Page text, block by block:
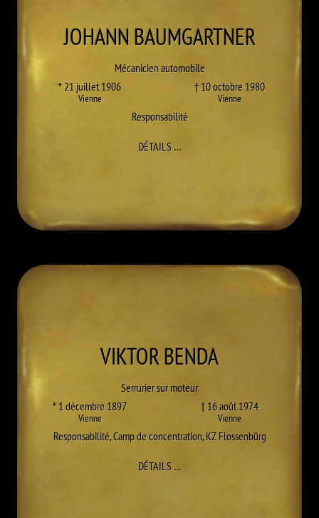
JOHANNBAUMGARTNER
Mécanicien automobile
* 21 juillet 1906
Vienne
† 10 octobre 1980
Vienne
Responsabilité
DÉTAILS…À JOHANN BAUMGARTNER
VIKTORBENDA
Serrurier sur moteur
* 1 décembre 1897
Vienne
† 16 août 1974
Vienne
Responsabilité,Camp de concentration,KZ Flossenbürg
DÉTAILS…À VIKTOR BENDA